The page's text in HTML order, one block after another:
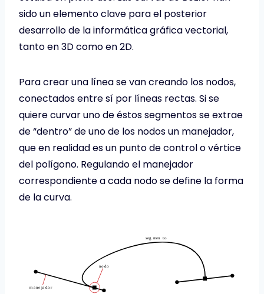
sido un elemento clave para el posterior
desarrollo de la informática gráfica vectorial,
tanto en 3D como en 2D.
Para crear una línea se van creando los nodos,
conectados entre sí por líneas rectas. Si se
quiere curvar uno de éstos segmentos se extrae
de “dentro” de uno de los nodos un manejador,
que en realidad es un punto de control o vértice
del polígono. Regulando el manejador
correspondiente a cada nodo se define la forma
de la curva.